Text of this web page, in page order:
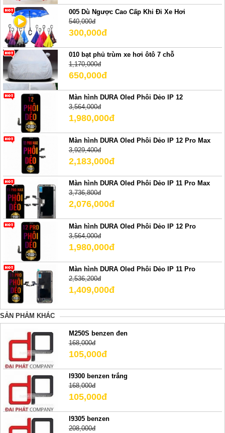
005 Dù Ngược Cao Cấp Khi Đi Xe Hơi
540,000đ
300,000đ
010 bạt phủ trùm xe hơi ôtô 7 chỗ
1,170,000đ
650,000đ
Màn hình DURA Oled Phôi Dẻo IP 12
3,564,000đ
1,980,000đ
Màn hình DURA Oled Phôi Dẻo IP 12 Pro Max
3,929,400đ
2,183,000đ
Màn hình DURA Oled Phôi Dẻo IP 11 Pro Max
3,736,800đ
2,076,000đ
Màn hình DURA Oled Phôi Dẻo IP 12 Pro
3,564,000đ
1,980,000đ
Màn hình DURA Oled Phôi Dẻo IP 11 Pro
2,536,200đ
1,409,000đ
SẢN PHẢM KHÁC
M250S benzen đen
168,000đ
105,000đ
I9300 benzen trắng
168,000đ
105,000đ
I9305 benzen
208,000đ